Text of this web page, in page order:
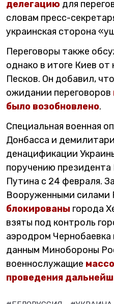
делегацию для
словам пресс-
украинская сторона
Переговоры также
однако в итоге Киев от
Песков. Он добавил,
ожидании переговоров
было возобновлено.
Специальная военная
Донбасса и
денацификации
поручению
Путина с 24 февраля.
Вооруженными силами
блокированы города
взяты под контроль
аэродром
данным Минобороны
военнослужащие
проведения